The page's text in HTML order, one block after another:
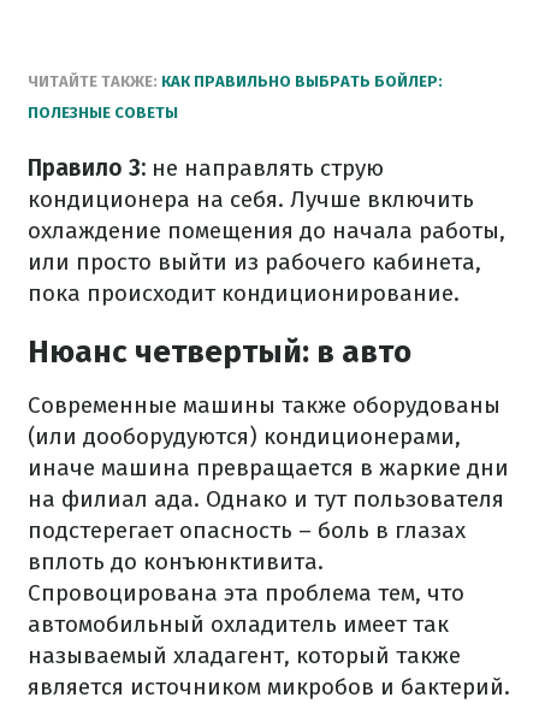
ЧИТАЙТЕ ТАКЖЕ: КАК ПРАВИЛЬНО ВЫБРАТЬ БОЙЛЕР:
ПОЛЕЗНЫЕ СОВЕТЫ
Правило 3: не направлять струю
кондиционера на себя. Лучше включить
охлаждение помещения до начала работы,
или просто выйти из рабочего кабинета,
пока происходит кондиционирование.
Нюанс четвертый: в авто
Современные машины также оборудованы
(или дооборудуются) кондиционерами,
иначе машина превращается в жаркие дни
на филиал ада. Однако и тут пользователя
подстерегает опасность – боль в глазах
вплоть до конъюнктивита.
Спровоцирована эта проблема тем, что
автомобильный охладитель имеет так
называемый хладагент, который также
является источником микробов и бактерий.